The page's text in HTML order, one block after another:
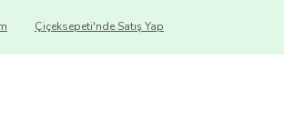
Çiçeksepeti'nde Satış Yap